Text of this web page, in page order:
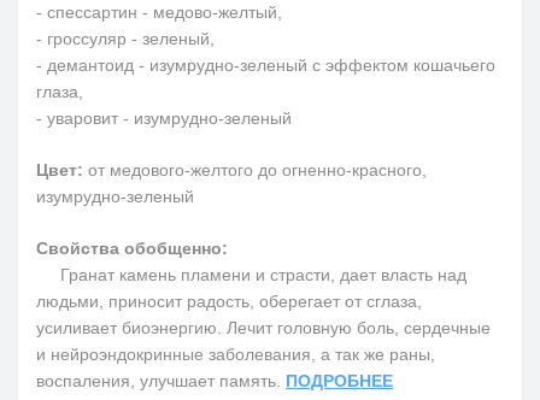
- спессартин - медово-желтый,
- гроссуляр - зеленый,
- демантоид - изумрудно-зеленый с эффектом кошачьего
глаза,
- уваровит - изумрудно-зеленый
Цвет: от медового-желтого до огненно-красного,
изумрудно-зеленый
Свойства обобщенно:
Гранат камень пламени и страсти, дает власть над
людьми, приносит радость, оберегает от сглаза,
усиливает биоэнергию. Лечит головную боль, сердечные
и нейроэндокринные заболевания, а так же раны,
воспаления, улучшает память. ПОДРОБНЕЕ